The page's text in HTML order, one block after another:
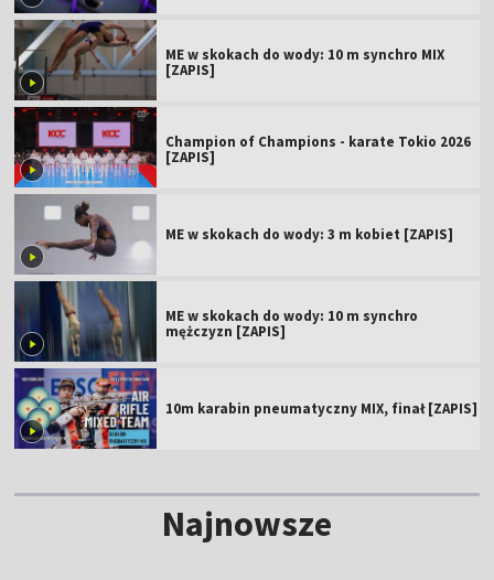
ME w skokach do wody: 10 m synchro MIX
[ZAPIS]
Champion of Champions - karate Tokio 2026
[ZAPIS]
ME w skokach do wody: 3 m kobiet [ZAPIS]
ME w skokach do wody: 10 m synchro
mężczyzn [ZAPIS]
10m karabin pneumatyczny MIX, finał [ZAPIS]
Najnowsze